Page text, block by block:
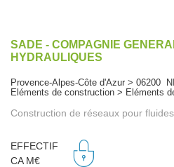
SADE - COMPAGNIE
HYDRAULIQUES
Provence-Alpes-Côte d'Azur > 06200
Eléments de construction > Eléments
Construction de réseaux pour
EFFECTIF
CA M€